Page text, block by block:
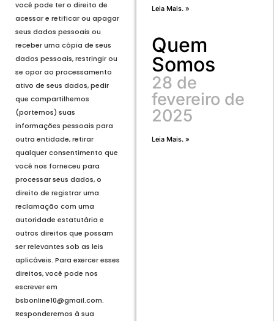
você pode ter o direito de
acessar e retificar ou apagar
seus dados pessoais ou
receber uma cópia de seus
dados pessoais, restringir ou
se opor ao processamento
ativo de seus dados, pedir
que compartilhemos
(portemos) suas
informações pessoais para
outra entidade, retirar
qualquer consentimento que
você nos forneceu para
processar seus dados, o
direito de registrar uma
reclamação com uma
autoridade estatutária e
outros direitos que possam
ser relevantes sob as leis
aplicáveis. Para exercer esses
direitos, você pode nos
escrever em
bsbonline10@gmail.com.
Responderemos à sua
Leia Mais. »
Quem
Somos
28 de
fevereiro de
2025
Leia Mais. »